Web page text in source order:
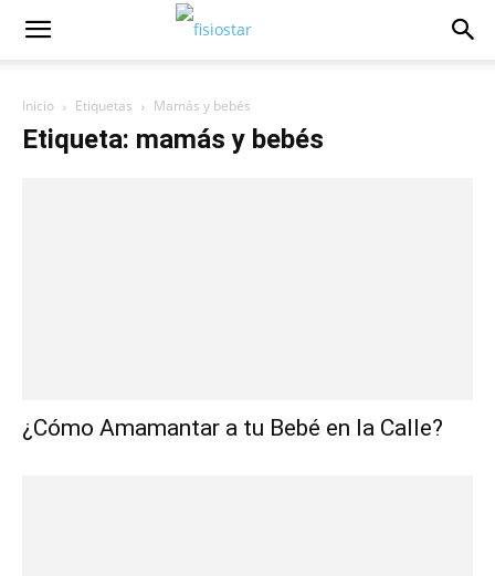
Inicio Etiquetas Mamás y bebés
Etiqueta: mamás y bebés
¿Cómo Amamantar a tu Bebé en la Calle?